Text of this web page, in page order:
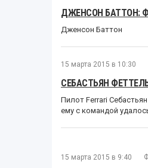
ДЖЕНСОН БАТТОН:
Дженсон Баттон
15 марта 2015 в 10:30
СЕБАСТЬЯН
Пилот Ferrari
ему с командой
15 марта 2015 в 9:40